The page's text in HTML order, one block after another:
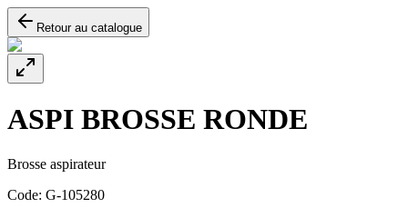
Retour au catalogue
ASPI BROSSE RONDE
Brosse aspirateur
Code: G-105280